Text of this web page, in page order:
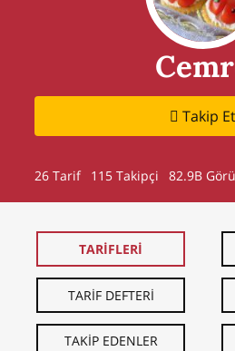
Takip Et
26 Tarif 115 Takipçi 82.9B
TARİFLERİ
TARİF DEFTERİ
TAKİP EDENLER